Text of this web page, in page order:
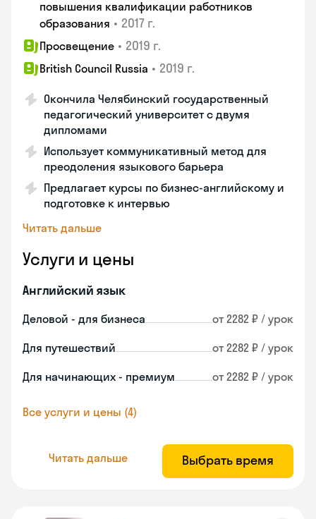
повышения квалификации работников
образования • 2017 г.
Просвещение • 2019 г.
British Council Russia • 2019 г.
Окончила Челябинский государственный
педагогический университет с двумя
дипломами
Использует коммуникативный метод для
преодоления языкового барьера
Предлагает курсы по бизнес-английскому и
подготовке к интервью
Читать дальше
Услуги и цены
Английский язык
Деловой - для бизнеса от 2282 ₽ / урок
Для путешествий от 2282 ₽ / урок
Для начинающих - премиум от 2282 ₽ / урок
Все услуги и цены (4)
Читать дальше Выбрать время